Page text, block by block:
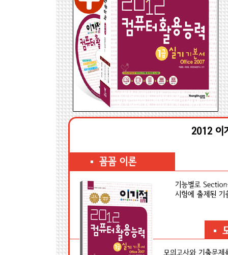
Chapter 02 계산작업
Section 01 계산식
Section 02 날짜/시간 함수
Section 03 논리 함수
Section 04 데이터베이스 함수
Section 05 문자열 함수
Section 06 수학과 삼각 함수
Section 07 재무 함수
Section 08 통계 함수
Section 09 찾기/참조 함수
Section 10 정보 함수
Section 11 배열 수식
Section 12 사용자 정의 함수
Chapter 03 분석작업
Section 01 피벗 테이블
Section 02 통합
Section 03 정렬